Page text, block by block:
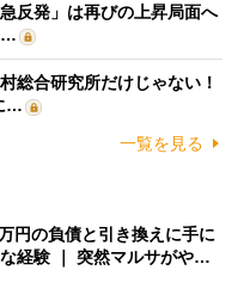
反発」は再びの上昇局面へ
…
総合研究所だけじゃない！
…
一覧を見る
円の負債と引き換えに手に
経験 ｜ 突然マルサがや…